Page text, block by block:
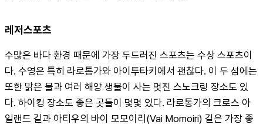
레저스포츠
수많은 바다 환경 때문에 가장 두드러진 스포츠는 수상 스포츠이
다. 수영은 특히 라로통가와 아이투타키에서 괜찮다. 이 두 섬에는
또한 맑은 물과 여러 해양 생물이 사는 멋진 스노크링 장소도 있
다. 하이킹 장소도 좋은 곳들이 몇몇 있다. 라로통가의 크로스 아
일랜드 길과 아티우의 바이 모모이리(Vai Momoiri) 길은 가장 좋